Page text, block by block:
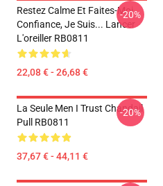
Restez Calme Et Faites-Moi
Confiance, Je Suis... Lancer
L'oreiller RB0811
22,08 € - 26,68 €
-20%
La Seule Men I Trust Chandail
Pull RB0811
37,67 € - 44,11 €
-20%